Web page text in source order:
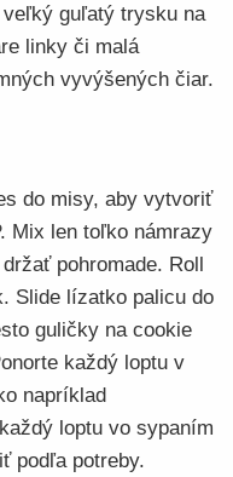
guľatý trysku na
linky či malá
vyvýšených čiar.
do misy, aby vytvoriť
Mix len toľko námrazy
pohromade. Roll
Slide lízatko palicu do
guličky na cookie
každý loptu v
napríklad
loptu vo sypaním
podľa potreby.